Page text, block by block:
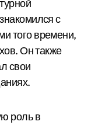
с
того времени,
Он также
свои
роль в